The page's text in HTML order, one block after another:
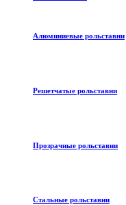
Алюминиевые рольставни
Решетчатые рольставни
Прозрачные рольставни
Стальные рольставни